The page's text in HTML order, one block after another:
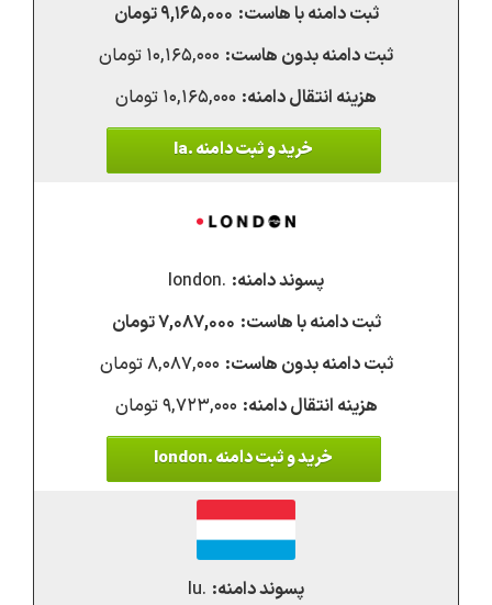
۹,۱۶۵,۰۰۰ تومان
۱۰,۱۶۵,۰۰۰ تومان
۱۰,۱۶۵,۰۰۰ تومان
خرید و ثبت دامنه .la
.london
۷,۰۸۷,۰۰۰ تومان
۸,۰۸۷,۰۰۰ تومان
۹,۷۲۳,۰۰۰ تومان
خرید و ثبت دامنه .london
.lu